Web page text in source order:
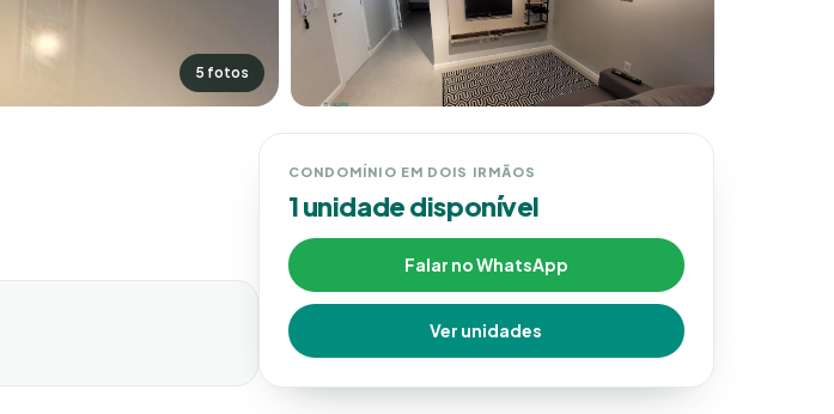
5 fotos
CONDOMÍNIO EM DOIS IRMÃOS
1 unidade disponível
Falar no WhatsApp
Ver unidades